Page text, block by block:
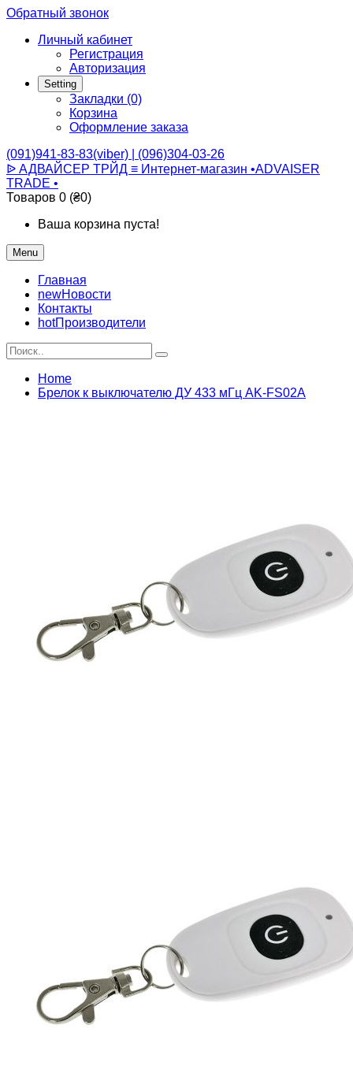
Обратный звонок
Личный кабинет
Регистрация
Авторизация
Setting
Закладки (0)
Корзина
Оформление заказа
(091)941-83-83(viber) | (096)304-03-26
ᐉ АДВАЙСЕР ТРЙД ≡ Интернет-магазин •ADVAISER
TRADE •
Товаров 0 (₴0)
Ваша корзина пуста!
Menu
Главная
newНовости
Контакты
hotПроизводители
Home
Брелок к выключателю ДУ 433 мГц AK-FS02A